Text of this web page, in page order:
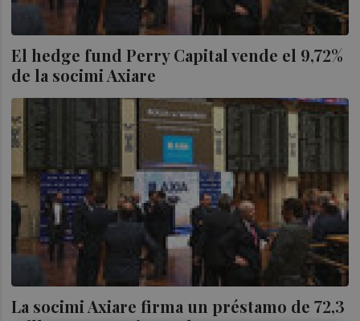
El hedge fund Perry Capital vende el 9,72%
de la socimi Axiare
La socimi Axiare firma un préstamo de 72,3